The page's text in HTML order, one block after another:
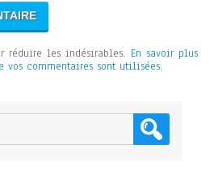
réduire les indésirables. En savoir plus
vos commentaires sont utilisées.